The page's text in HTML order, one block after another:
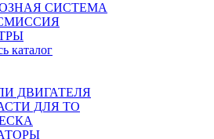
СИСТЕМА
каталог
ДВИГАТЕЛЯ
ДЛЯ ТО